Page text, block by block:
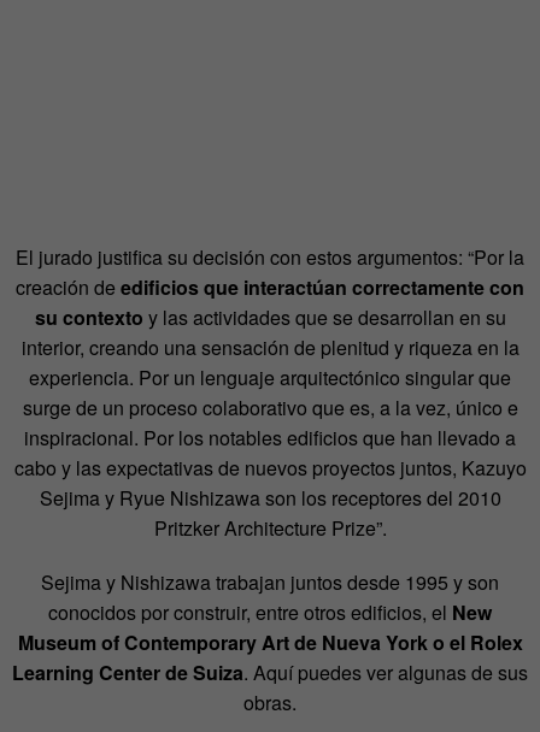
El jurado justifica su decisión con estos argumentos: “Por la
creación de edificios que interactúan correctamente con
su contexto y las actividades que se desarrollan en su
interior, creando una sensación de plenitud y riqueza en la
experiencia. Por un lenguaje arquitectónico singular que
surge de un proceso colaborativo que es, a la vez, único e
inspiracional. Por los notables edificios que han llevado a
cabo y las expectativas de nuevos proyectos juntos, Kazuyo
Sejima y Ryue Nishizawa son los receptores del 2010
Pritzker Architecture Prize”.
Sejima y Nishizawa trabajan juntos desde 1995 y son
conocidos por construir, entre otros edificios, el New
Museum of Contemporary Art de Nueva York o el Rolex
Learning Center de Suiza. Aquí puedes ver algunas de sus
obras.